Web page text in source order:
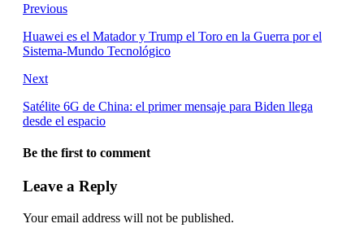
Previous
Huawei es el Matador y Trump el Toro en la Guerra por el
Sistema-Mundo Tecnológico
Next
Satélite 6G de China: el primer mensaje para Biden llega
desde el espacio
Be the first to comment
Leave a Reply
Your email address will not be published.